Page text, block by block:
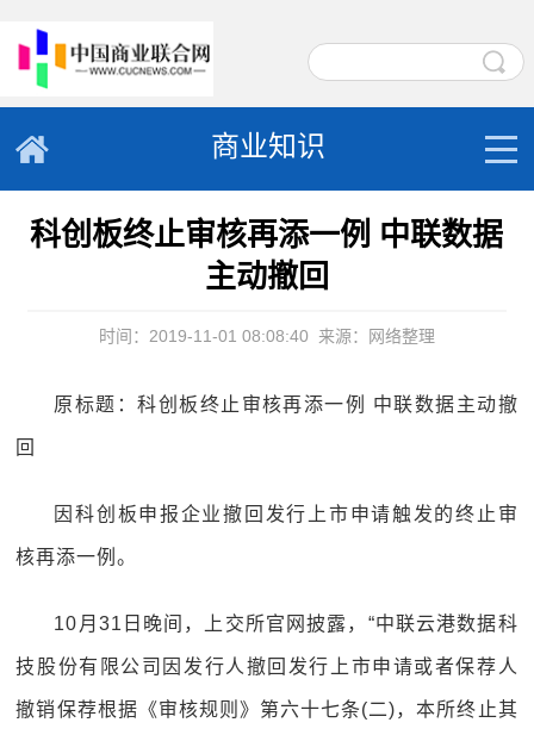
商业知识
科创板终止审核再添一例 中联数据
主动撤回
时间：2019-11-01 08:08:40 来源：网络整理
原标题：科创板终止审核再添一例 中联数据主动撤
回
因科创板申报企业撤回发行上市申请触发的终止审
核再添一例。
10月31日晚间，上交所官网披露，“中联云港数据科
技股份有限公司因发行人撤回发行上市申请或者保荐人
撤销保荐根据《审核规则》第六十七条(二)，本所终止其